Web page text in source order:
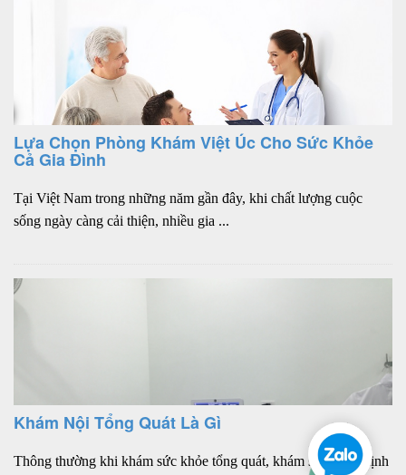
Lựa Chọn Phòng Khám Việt Úc Cho Sức Khỏe
Cả Gia Đình
Tại Việt Nam trong những năm gần đây, khi chất lượng cuộc
sống ngày càng cải thiện, nhiều gia ...
Khám Nội Tổng Quát Là Gì
Thông thường khi khám sức khỏe tổng quát, khám sức khỏe định